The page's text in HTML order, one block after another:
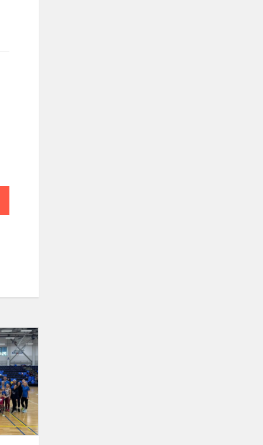
Kretingos
sporto
centre
įvyko
renginys
“Sportuojame